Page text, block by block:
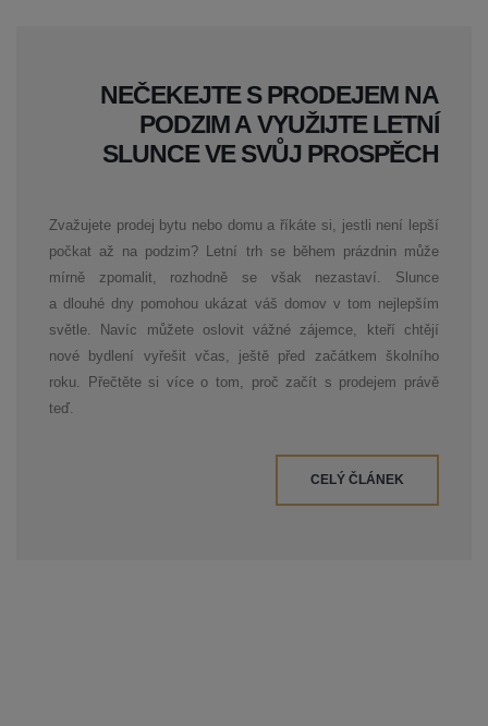
NEČEKEJTE S PRODEJEM NA
PODZIM A VYUŽIJTE LETNÍ
SLUNCE VE SVŮJ PROSPĚCH
Zvažujete prodej bytu nebo domu a říkáte si, jestli není lepší
počkat až na podzim? Letní trh se během prázdnin může
mírně zpomalit, rozhodně se však nezastaví. Slunce
a dlouhé dny pomohou ukázat váš domov v tom nejlepším
světle. Navíc můžete oslovit vážné zájemce, kteří chtějí
nové bydlení vyřešit včas, ještě před začátkem školního
roku. Přečtěte si více o tom, proč začít s prodejem právě
teď.
CELÝ ČLÁNEK